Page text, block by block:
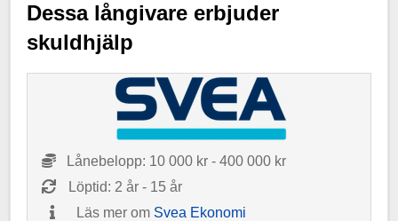
Dessa långivare erbjuder
skuldhjälp
Lånebelopp: 10 000 kr - 400 000 kr
Löptid: 2 år - 15 år
Läs mer om Svea Ekonomi